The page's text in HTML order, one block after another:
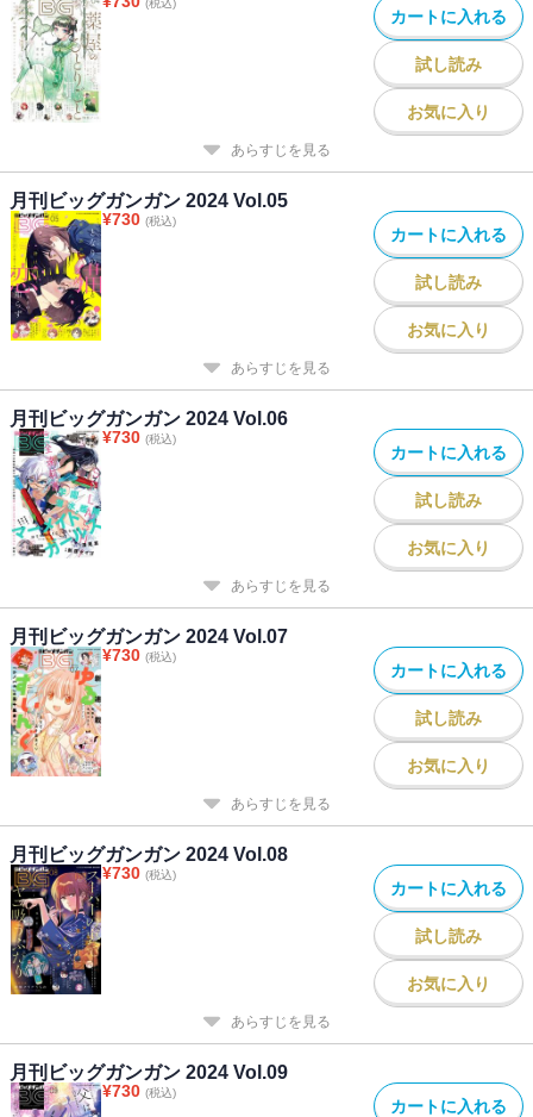
(税込)
カートに入れる
試し読み
お気に入り
あらすじを見る
月刊ビッグガンガン 2024 Vol.05
¥730 (税込)
カートに入れる
試し読み
お気に入り
あらすじを見る
月刊ビッグガンガン 2024 Vol.06
¥730 (税込)
カートに入れる
試し読み
お気に入り
あらすじを見る
月刊ビッグガンガン 2024 Vol.07
¥730 (税込)
カートに入れる
試し読み
お気に入り
あらすじを見る
月刊ビッグガンガン 2024 Vol.08
¥730 (税込)
カートに入れる
試し読み
お気に入り
あらすじを見る
月刊ビッグガンガン 2024 Vol.09
¥730 (税込)
カートに入れる